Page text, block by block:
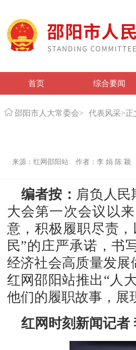
首页 综合要闻
邵阳市人大常委会> 代表风采>正
来源：红网邵阳站 作者：李 娟 陈 颖
编者按： 肩负人民
大会第一次会议以
意，积极履职尽责
民”的庄严承诺，书
经济社会高质量发
红网邵阳站推出“人
他们的履职故事，展
红网时刻新闻记者